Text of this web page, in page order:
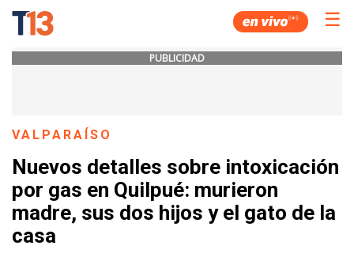
☰
PUBLICIDAD
VALPARAÍSO
Nuevos detalles sobre intoxicación
por gas en Quilpué: murieron
madre, sus dos hijos y el gato de la
casa